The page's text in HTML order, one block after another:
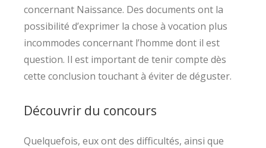
concernant Naissance. Des documents ont la
possibilité d’exprimer la chose à vocation plus
incommodes concernant l’homme dont il est
question. Il est important de tenir compte dès
cette conclusion touchant à éviter de déguster.
Découvrir du concours
Quelquefois, eux ont des difficultés, ainsi que